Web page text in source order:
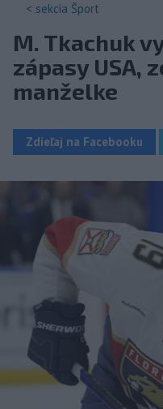
< sekcia Šport
M. Tkachuk
zápasy USA,
manželke
Zdieľaj na Facebooku